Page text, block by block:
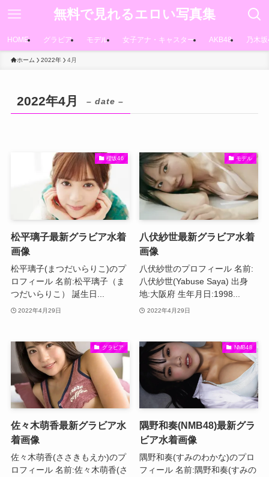
無料で見れるエロい写真集
HOME グラビア モデル 女子アナ・キャスター AKB48 乃木
ホーム 2022年 4月
2022年4月 – date –
櫻坂46
松平璃子最新グラビア水着
画像
松平璃子(まつだいらりこ)のプ
ロフィール 名前:松平璃子（ま
つだいらりこ） 誕生日...
2022年4月29日
モデル
八伏紗世最新グラビア水着
画像
八伏紗世のプロフィール 名前:
八伏紗世(Yabuse Saya) 出身
地:大阪府 生年月日:1998...
2022年4月29日
グラビア
佐々木萌香最新グラビア水
着画像
佐々木萌香(ささきもえか)のプ
ロフィール 名前:佐々木萌香(さ
NMB48
隅野和奏(NMB48)最新グラ
ビア水着画像
隅野和奏(すみのわかな)のプロ
フィール 名前:隅野和奏(すみの